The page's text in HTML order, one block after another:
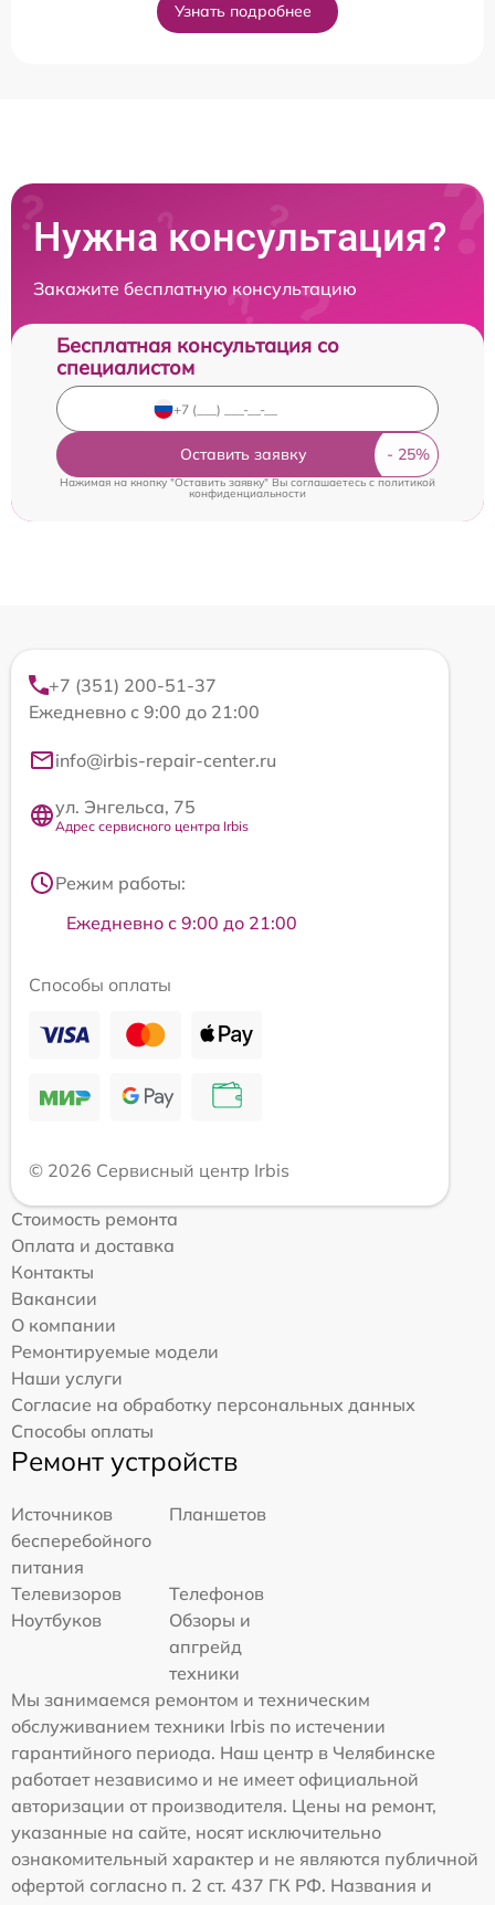
Узнать подробнее
Нужна консультация?
Закажите бесплатную консультацию
Бесплатная консультация со
специалистом
Оставить заявку
Нажимая на кнопку "Оставить заявку" Вы соглашаетесь c политикой
конфиденциальности
+7 (351) 200-51-37
Ежедневно с 9:00 до 21:00
info@irbis-repair-center.ru
ул. Энгельса, 75
Адрес сервисного центра Irbis
Режим работы:
Ежедневно с 9:00 до 21:00
Способы оплаты
© 2026 Сервисный центр Irbis
Стоимость ремонта
Оплата и доставка
Контакты
Вакансии
О компании
Ремонтируемые модели
Наши услуги
Согласие на обработку персональных данных
Способы оплаты
Ремонт устройств
Источников
бесперебойного
питания
Планшетов
Телевизоров
Телефонов
Ноутбуков
Обзоры и
апгрейд
техники
Мы занимаемся ремонтом и техническим
обслуживанием техники Irbis по истечении
гарантийного периода. Наш центр в Челябинске
работает независимо и не имеет официальной
авторизации от производителя. Цены на ремонт,
указанные на сайте, носят исключительно
ознакомительный характер и не являются публичной
офертой согласно п. 2 ст. 437 ГК РФ. Названия и